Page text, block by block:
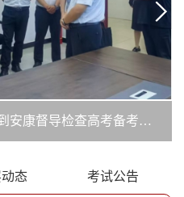
安康督导检查高考备考工
态 考试公告